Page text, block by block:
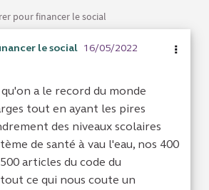
pour financer le social
le social 16/05/2022
a le record du monde
tout en ayant les pires
des niveaux scolaires
de santé à vau l'eau, nos 400
articles du code du
ce qui nous coute un